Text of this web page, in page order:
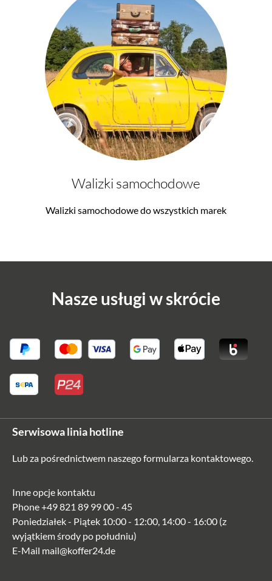
Walizki samochodowe
Walizki samochodowe do wszystkich marek
Nasze usługi w skrócie
Serwisowa linia hotline
Lub za pośrednictwem naszegoformularza kontaktowego.
Inne opcje kontaktu
Phone+49 821 89 99 00 - 45
Poniedziałek - Piątek 10:00 - 12:00, 14:00 - 16:00 (z
wyjątkiem środy po południu)
E-Mail mail@koffer24.de